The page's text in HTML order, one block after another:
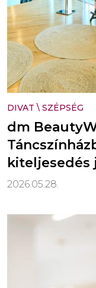
DIVAT \ SZÉPSÉG
dm
kiteljesedés
2026.05.28.